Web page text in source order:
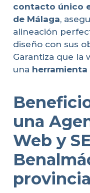
contacto único
de Málaga,
alineación
diseño con sus
Garantiza que la
una
una
Web y